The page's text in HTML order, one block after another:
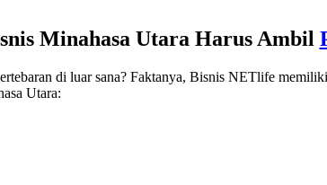
Minahasa Utara Harus Ambil
di luar sana? Faktanya, Bisnis NETlife
Utara: